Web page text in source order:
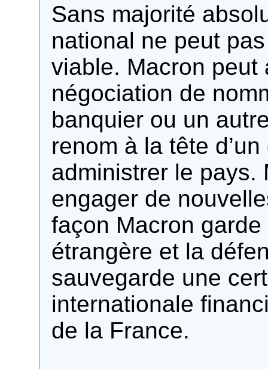
Sans majorité
national ne peut
viable. Macron peut
négociation de
banquier ou un
renom à la tête
administrer le pays.
engager de
façon Macron
étrangère et la
sauvegarde une
internationale
de la France.